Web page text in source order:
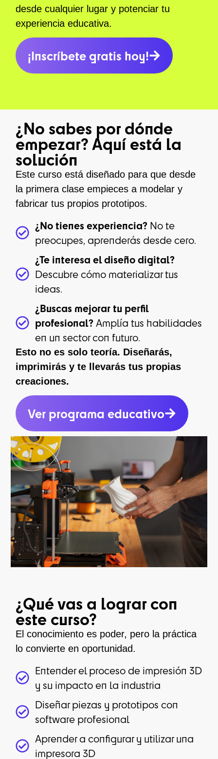
desde cualquier lugar y potenciar tu
experiencia educativa.
¡Inscríbete gratis hoy!
¿No sabes por dónde
empezar? Aquí está la
solución
Este curso está diseñado para que desde
la primera clase empieces a modelar y
fabricar tus propios prototipos.
¿No tienes experiencia? No te
preocupes, aprenderás desde cero.
¿Te interesa el diseño digital?
Descubre cómo materializar tus
ideas.
¿Buscas mejorar tu perfil
profesional?Amplía tus habilidades
en un sector con futuro.
Esto no es solo teorí­a. Diseñarás,
imprimirás y te llevarás tus propias
creaciones.
Ver programa educativo
¿Qué vas a lograr con
este curso?
El conocimiento es poder, pero la práctica
lo convierte en oportunidad.
Entender el proceso de impresión 3D
y su impacto en la industria
Diseñar piezas y prototipos con
software profesional
Aprender a configurar y utilizar una
impresora 3D